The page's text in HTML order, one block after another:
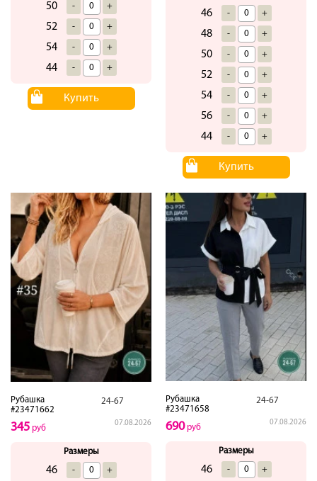
50 - +
52 - +
54 - +
44 - +
Купить
46 - +
48 - +
50 - +
52 - +
54 - +
56 - +
44 - +
Купить
Рубашка
#23471662
24-67
07.08.2026
345 руб
Размеры
46 - +
Рубашка
#23471658
24-67
07.08.2026
690руб
Размеры
46 - +